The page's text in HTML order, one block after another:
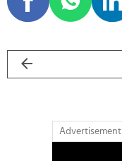
Advertisement